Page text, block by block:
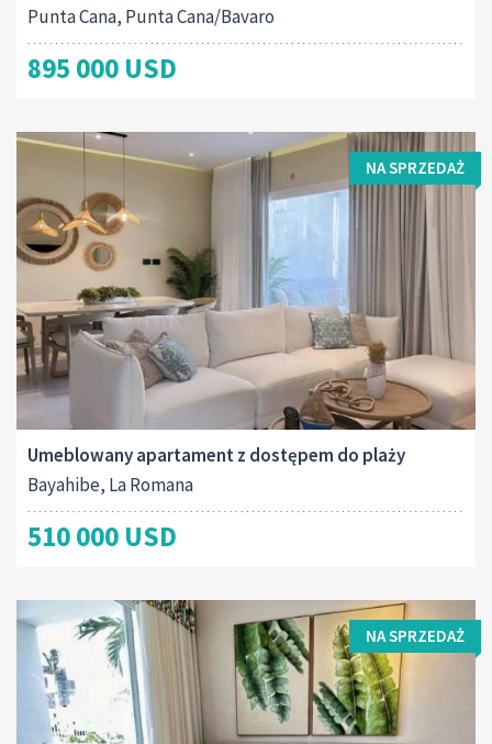
Punta Cana, Punta Cana/Bavaro
895 000 USD
NA SPRZEDAŻ
Umeblowany apartament z dostępem do plaży
Bayahibe, La Romana
510 000 USD
NA SPRZEDAŻ